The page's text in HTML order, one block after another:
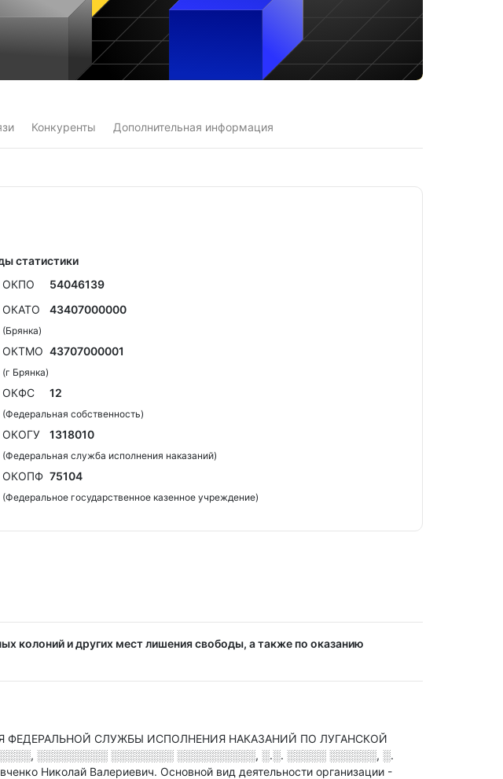
Конкуренты Дополнительная информация
статистики
ОКПО
54046139
ОКАТО
43407000000
(Брянка)
ОКТМО 43707000001
(г Брянка)
ОКФС 12
(Федеральная собственность)
ОКОГУ 1318010
(Федеральная служба исполнения наказаний)
ОКОПФ 75104
(Федеральное государственное казенное учреждение)
колоний и других мест лишения свободы, а также по оказанию
ФЕДЕРАЛЬНОЙ СЛУЖБЫ ИСПОЛНЕНИЯ НАКАЗАНИЙ ПО ЛУГАНСКОЙ
░░░░░░░░░ ░░░░░░░░ ░░░░░░░░░░, ░.░. ░░░░░ ░░░░░░, ░.
Николай Валериевич. Основной вид деятельности организации -